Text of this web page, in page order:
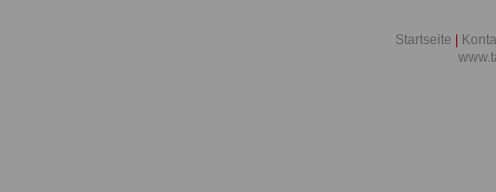
Startseite